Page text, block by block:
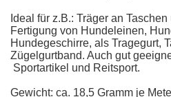
Ideal für z.B.: Träger an
Fertigung von Hundeleinen,
Hundegeschirre, als Tragegurt,
Zügelgurtband. Auch gut
Sportartikel und Reitsport.
Gewicht: ca. 18,5 Gramm je